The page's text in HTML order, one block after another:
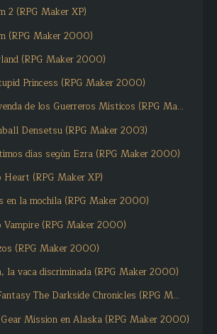
2 (RPG Maker XP)
(RPG Maker 2000)
(RPG Maker 2000)
Princess (RPG Maker 2000)
de los Guerreros Místicos (RPG Ma...
Densetsu (RPG Maker 2003)
días según Ezra (RPG Maker 2000)
Heart (RPG Maker XP)
en la mochila (RPG Maker 2000)
Vampire (RPG Maker 2000)
(RPG Maker 2000)
la vaca discriminada (RPG Maker 2000)
The Darkside Chronicles (RPG M...
Mission en Alaska (RPG Maker 2000)